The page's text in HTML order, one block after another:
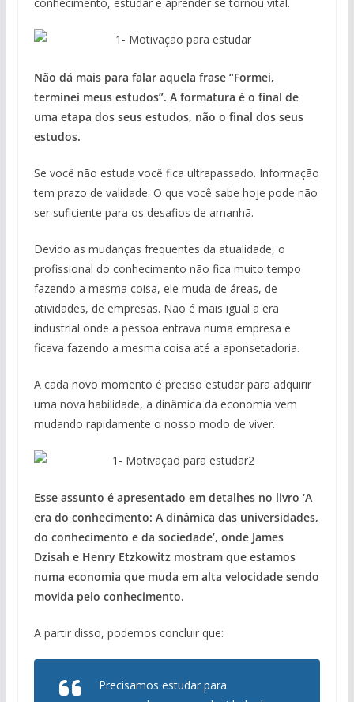
Não dá mais para falar aquela frase “Formei,
terminei meus estudos”. A formatura é o final de
uma etapa dos seus estudos, não o final dos seus
estudos.
Se você não estuda você fica ultrapassado. Informação
tem prazo de validade. O que você sabe hoje pode não
ser suficiente para os desafios de amanhã.
Devido as mudanças frequentes da atualidade, o
profissional do conhecimento não fica muito tempo
fazendo a mesma coisa, ele muda de áreas, de
atividades, de empresas. Não é mais igual a era
industrial onde a pessoa entrava numa empresa e
ficava fazendo a mesma coisa até a aponsetadoria.
A cada novo momento é preciso estudar para adquirir
uma nova habilidade, a dinâmica da economia vem
mudando rapidamente o nosso modo de viver.
Esse assunto é apresentado em detalhes no livro ‘A
era do conhecimento: A dinâmica das universidades,
do conhecimento e da sociedade’, onde James
Dzisah e Henry Etzkowitz mostram que estamos
numa economia que muda em alta velocidade sendo
movida pelo conhecimento.
A partir disso, podemos concluir que:
Precisamos estudar para